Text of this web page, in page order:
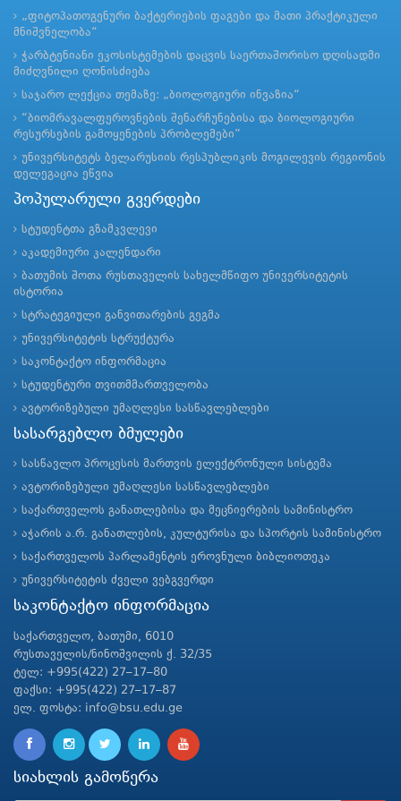
„ფიტოპათოგენური ბაქტერიების ფაგები და მათი პრაქტიკული
მნიშვნელობა“
ჭარბტენიანი ეკოსისტემების დაცვის საერთაშორისო დღისადმი
მიძღვნილი ღონისძიება
საჯარო ლექცია თემაზე: „ბიოლოგიური ინვაზია“
“ბიომრავალფეროვნების შენარჩუნებისა და ბიოლოგიური
რესურსების გამოყენების პრობლემები”
უნივერსიტეტს ბელარუსიის რესპუბლიკის მოგილევის რეგიონის
დელეგაცია ეწვია
პოპულარული გვერდები
სტუდენტთა გზამკვლევი
აკადემიური კალენდარი
ბათუმის შოთა რუსთაველის სახელმწიფო უნივერსიტეტის
ისტორია
სტრატეგიული განვითარების გეგმა
უნივერსიტეტის სტრუქტურა
საკონტაქტო ინფორმაცია
სტუდენტური თვითმმართველობა
ავტორიზებული უმაღლესი სასწავლებლები
სასარგებლო ბმულები
სასწავლო პროცესის მართვის ელექტრონული სისტემა
ავტორიზებული უმაღლესი სასწავლებლები
საქართველოს განათლებისა და მეცნიერების სამინისტრო
აჭარის ა.რ. განათლების, კულტურისა და სპორტის სამინისტრო
საქართველოს პარლამენტის ეროვნული ბიბლიოთეკა
უნივერსიტეტის ძველი ვებგვერდი
საკონტაქტო ინფორმაცია
საქართველო, ბათუმი, 6010
რუსთაველის/ნინოშვილის ქ. 32/35
ტელ: +995(422) 27–17–80
ფაქსი: +995(422) 27–17–87
ელ. ფოსტა: info@bsu.edu.ge
სიახლის გამოწერა